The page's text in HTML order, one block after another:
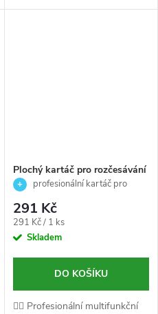
příjemnou vůni 🌸 Perfektní pro
Plochý kartáč pro rozčesávání
a hladký styling-Paddle-
profesionální kartáč pro
291 Kč
Měrná
cena:
291 Kč / 1 ks
Skladem
DO KOŠÍKU
💇‍♀️ Profesionální multifunkční